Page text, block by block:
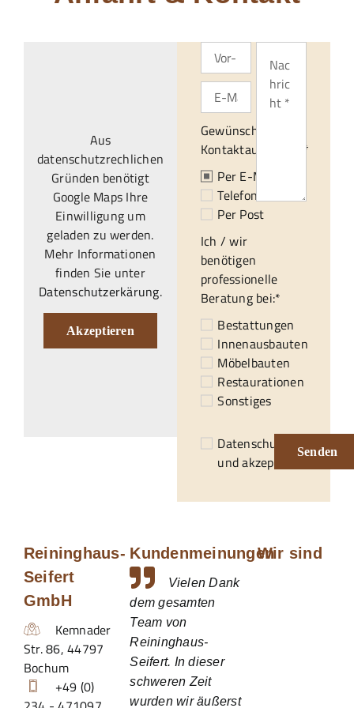
Aus
datenschutzrechlichen
Gründen benötigt
Google Maps Ihre
Einwilligung um
geladen zu werden.
Mehr Informationen
finden Sie unter
Datenschutzerkärung.
Akzeptieren
Gewünschte
Kontaktaufnahme:*
Per E-Mail
Telefonisch
Per Post
Ich / wir
benötigen
professionelle
Beratung bei:*
Bestattungen
Innenausbauten
Möbelbauten
Restaurationen
Sonstiges
Datenschutzerklärung
und akzeptiert.*
Senden
Reininghaus-
Seifert
GmbH
Kemnader
Str. 86,44797
Bochum
+49 (0)
Kundenmeinungen
Vielen Dank
dem gesamten
Team von
Reininghaus-
Seifert. In dieser
schweren Zeit
wurden wir äußerst
Wir sind